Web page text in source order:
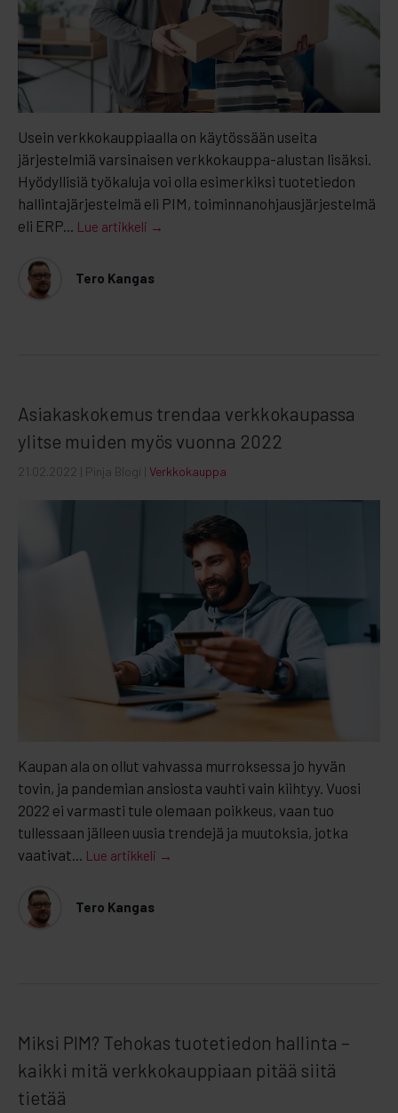
Usein verkkokauppiaalla on käytössään useita
järjestelmiä varsinaisen verkkokauppa-alustan lisäksi.
Hyödyllisiä työkaluja voi olla esimerkiksi tuotetiedon
hallintajärjestelmä eli PIM, toiminnanohjausjärjestelmä
eli ERP...
Lue artikkeli →
Tero Kangas
Asiakaskokemus trendaa verkkokaupassa
ylitse muiden myös vuonna 2022
21.02.2022 | Pinja Blogi | Verkkokauppa
Kaupan ala on ollut vahvassa murroksessa jo hyvän
tovin, ja pandemian ansiosta vauhti vain kiihtyy. Vuosi
2022 ei varmasti tule olemaan poikkeus, vaan tuo
tullessaan jälleen uusia trendejä ja muutoksia, jotka
vaativat...
Lue artikkeli →
Tero Kangas
Miksi PIM? Tehokas tuotetiedon hallinta –
kaikki mitä verkkokauppiaan pitää siitä
tietää